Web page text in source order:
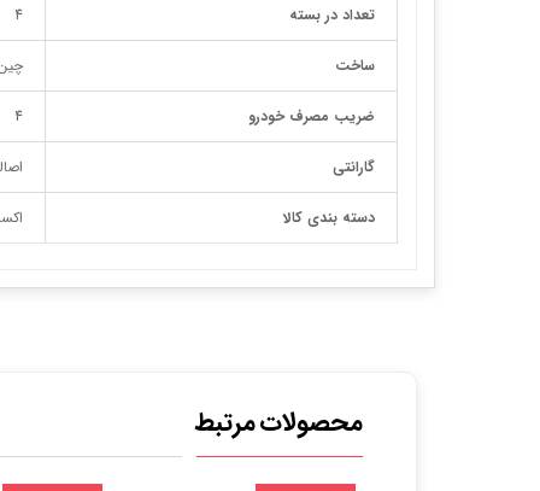
تعداد در بسته 4
ساخت
ضریب مصرف خودرو 4
گارانتی
دسته بندی کالا
محصولات مرتبط